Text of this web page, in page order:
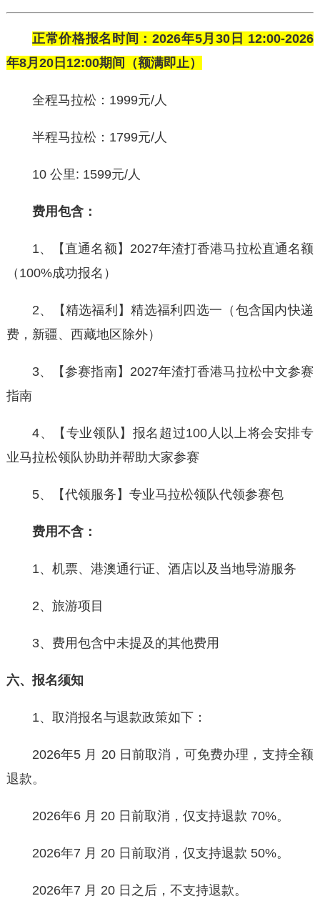
正常价格报名时间：2026年5月30日 12:00-2026
年8月20日12:00期间（额满即止）
全程马拉松：1999元/人
半程马拉松：1799元/人
10 公里: 1599元/人
费用包含：
1、【直通名额】2027年渣打香港马拉松直通名额
（100%成功报名）
2、【精选福利】精选福利四选一（包含国内快递
费，新疆、西藏地区除外）
3、【参赛指南】2027年渣打香港马拉松中文参赛
指南
4、【专业领队】报名超过100人以上将会安排专
业马拉松领队协助并帮助大家参赛
5、【代领服务】专业马拉松领队代领参赛包
费用不含：
1、机票、港澳通行证、酒店以及当地导游服务
2、旅游项目
3、费用包含中未提及的其他费用
六、报名须知
1、取消报名与退款政策如下：
2026年5 月 20 日前取消，可免费办理，支持全额
退款。
2026年6 月 20 日前取消，仅支持退款 70%。
2026年7 月 20 日前取消，仅支持退款 50%。
2026年7 月 20 日之后，不支持退款。